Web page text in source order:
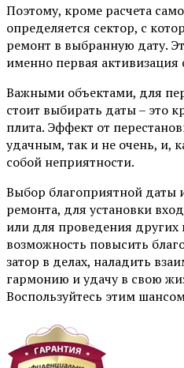
Поэтому, кроме расчета
определяется сектор, с
ремонт в выбранную дату.
именно первая активизация
Важными объектами, для
стоит выбирать даты – это
плита. Эффект от
удачным, так и не очень, и,
собой неприятности.
Выбор благоприятной даты
ремонта, для установки
или для проведения
возможность повысить
затор в делах, наладить
гармонию и удачу в свою
Воспользуйтесь этим